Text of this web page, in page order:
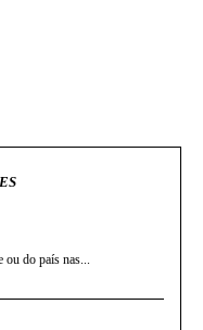
ou do país nas...